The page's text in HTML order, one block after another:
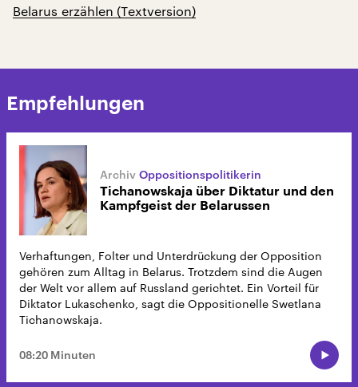
Belarus erzählen (Textversion)
Empfehlungen
Oppositionspolitikerin
Tichanowskaja über Diktatur und den
Kampfgeist der Belarussen
Verhaftungen, Folter und Unterdrückung der Opposition
gehören zum Alltag in Belarus. Trotzdem sind die Augen
der Welt vor allem auf Russland gerichtet. Ein Vorteil für
Diktator Lukaschenko, sagt die Oppositionelle Swetlana
Tichanowskaja.
08:20 Minuten